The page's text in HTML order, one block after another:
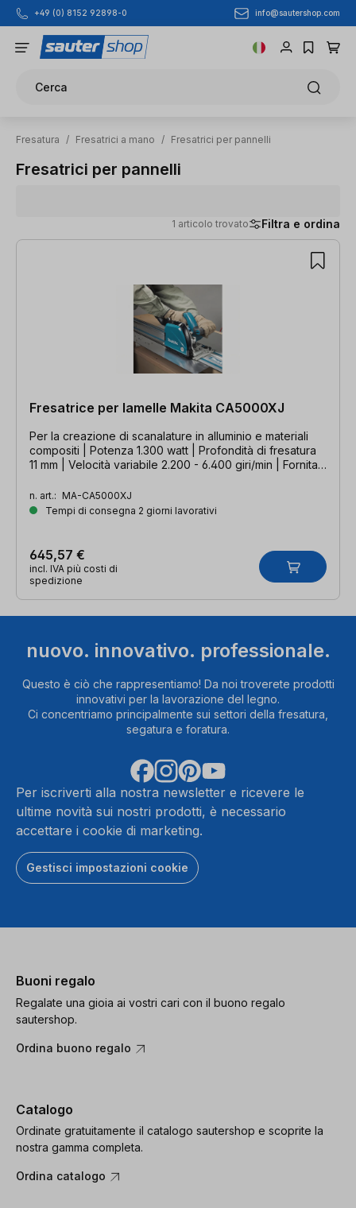
Passa al contenuto principale
+49 (0) 8152 92898-0 info@sautershop.com
Cerca
Fresatura / Fresatrici a mano / Fresatrici per pannelli
Fresatrici per pannelli
1 articolo trovato Filtra e ordina
1 articolo trovato
Fresatrice per lamelle Makita CA5000XJ
Per la creazione di scanalature in alluminio e materiali
compositi | Potenza 1.300 watt | Profondità di fresatura
11 mm | Velocità variabile 2.200 - 6.400 giri/min | Fornita
n. art.: MA-CA5000XJ
Tempi di consegna 2 giorni lavorativi
645,57 €
incl. IVA più costi di
spedizione
nuovo. innovativo. professionale.
Questo è ciò che rappresentiamo! Da noi troverete prodotti
innovativi per la lavorazione del legno.
Ci concentriamo principalmente sui settori della fresatura,
segatura e foratura.
Per iscriverti alla nostra newsletter e ricevere le
ultime novità sui nostri prodotti, è necessario
accettare i cookie di marketing.
Gestisci impostazioni cookie
Buoni regalo
Regalate una gioia ai vostri cari con il buono regalo
sautershop.
Ordina buono regalo
Catalogo
Ordinate gratuitamente il catalogo sautershop e scoprite la
nostra gamma completa.
Ordina catalogo